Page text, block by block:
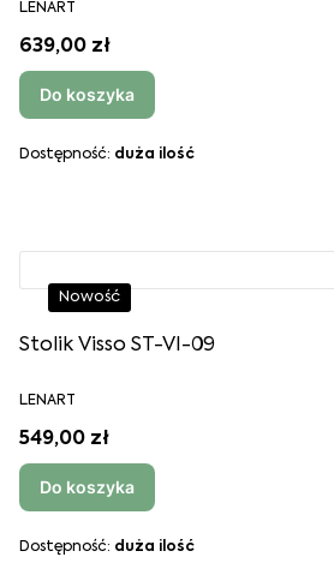
LENART
639,00 zł
Do koszyka
Dostępność: duża ilość
Nowość
Stolik Visso ST-VI-09
LENART
549,00 zł
Do koszyka
Dostępność: duża ilość